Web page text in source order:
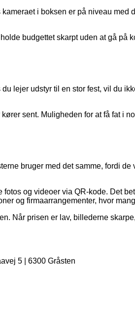
i boksen er på niveau med
budgettet skarpt uden at gå på
lejer udstyr til en stor fest, vil du
sent. Muligheden for at få fat i
bruger med det samme, fordi
og videoer via QR-kode. Det
og firmaarrangementer, hvor
Når prisen er lav, billederne
5 | 6300 Gråsten